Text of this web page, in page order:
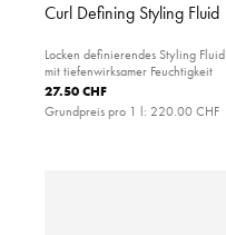
Curl Defining Styling Fluid
Locken definierendes Styling Fluid
mit tiefenwirksamer Feuchtigkeit
27.50 CHF
Grundpreis pro 1 l: 220.00 CHF